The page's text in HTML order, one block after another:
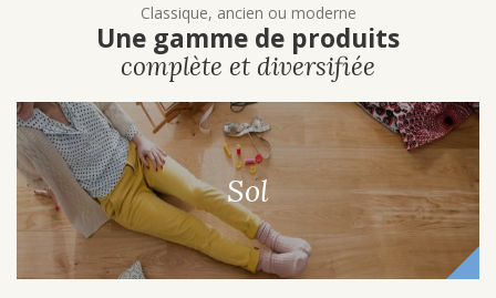
Classique, ancien ou moderne
Une gamme de produits
complète et diversifiée
Sol